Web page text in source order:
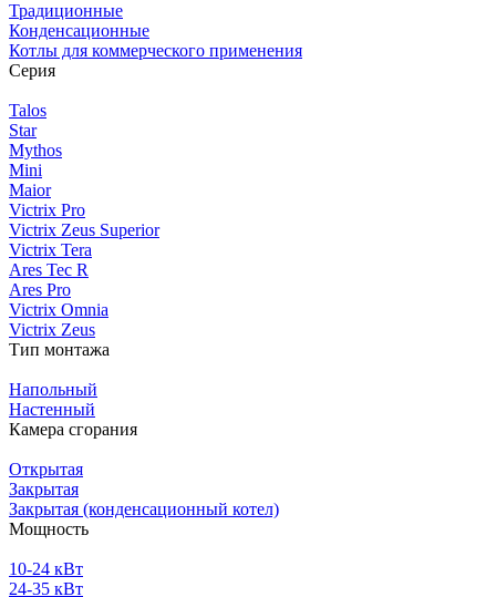
Традиционные
Конденсационные
Котлы для коммерческого применения
Серия
Talos
Star
Mythos
Mini
Maior
Victrix Pro
Victrix Zeus Superior
Victrix Tera
Ares Tec R
Ares Pro
Victrix Omnia
Victrix Zeus
Тип монтажа
Напольный
Настенный
Камера сгорания
Открытая
Закрытая
Закрытая (конденсационный котел)
Мощность
10-24 кВт
24-35 кВт